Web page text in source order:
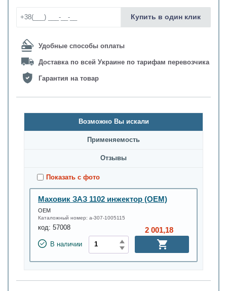
Удобные способы оплаты
Доставка по всей Украине по тарифам перевозчика
Гарантия на товар
Купить в один клик
Возможно Вы искали
Применяемость
Oтзывы
Показать с фото
Маховик ЗАЗ 1102 инжектор (OEM)
OEM
Каталожный номер: а-307-1005115
код: 57008
В наличии
2 001,18